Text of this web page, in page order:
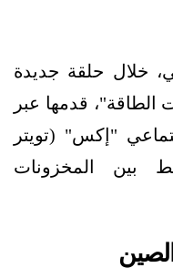
خلال حلقة جديدة
الطاقة"، قدمها عبر
"إكس" (تويتر
بين المخزونات